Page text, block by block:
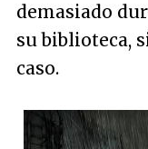
demasiado
su biblioteca,
caso.